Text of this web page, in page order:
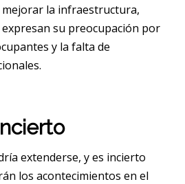
mejorar la infraestructura,
su preocupación por
y la falta de
extenderse, y es incierto
los acontecimientos en el